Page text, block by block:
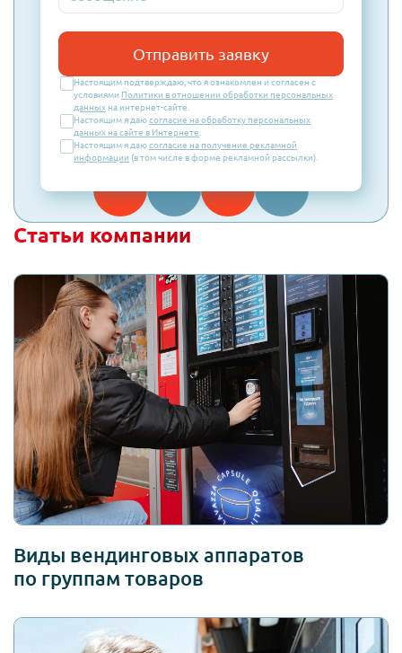
Отправить заявку
Настоящим подтверждаю, что я ознакомлен и согласен с
условиями Политики в отношении обработки персональных
данных на интернет-сайте.
Настоящим я даюсогласие на обработку персональных
данных на сайте в Интернете
Настоящим я даюсогласие на получение рекламной
информации (в том числе в форме рекламной рассылки).
Статьи компании
Виды вендинговых аппаратов
по группам товаров